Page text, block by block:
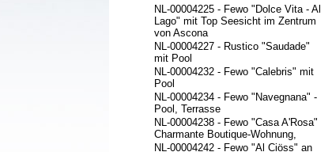
NL-00004225 - Fewo "Dolce Vita - Al
Lago" mit Top Seesicht im Zentrum
von Ascona
NL-00004227 - Rustico "Saudade"
mit Pool
NL-00004232 - Fewo "Calebris" mit
Pool
NL-00004234 - Fewo "Navegnana" -
Pool, Terrasse
NL-00004238 - Fewo "Casa A'Rosa"
Charmante Boutique-Wohnung,
NL-00004242 - Fewo "Al Ciöss" an